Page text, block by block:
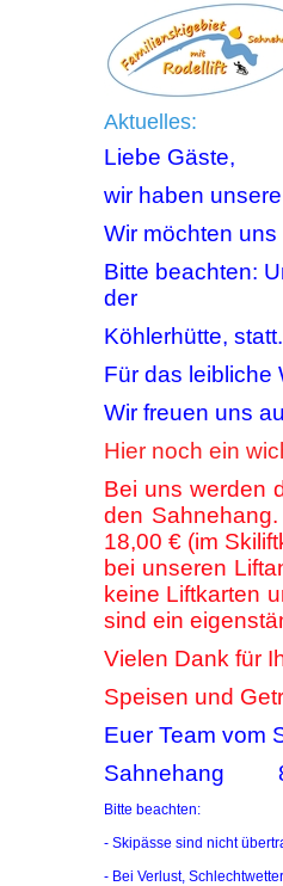
Aktuelles:
Liebe Gäste,
wir haben
Wir möchten
Bitte beachten:
der
Köhlerhütte, statt.
Für das leibliche
Wir freuen uns
Hier noch ein
Bei uns werden
den
18,00 € (im
bei unseren
keine Liftkarten
sind ein
Vielen Dank für
Speisen und
Euer Team vom
Sahnehang
Bitte beachten:
- Skipässe sind nicht
- Bei Verlust,